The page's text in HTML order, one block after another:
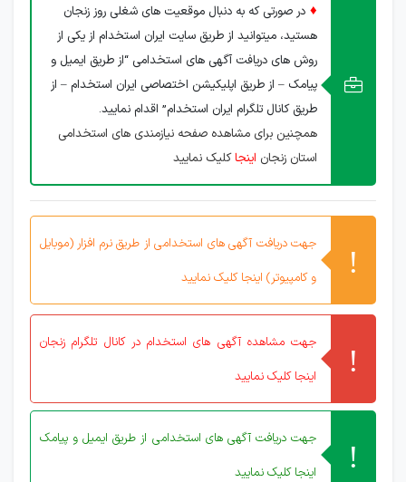
♦ در صورتی که به دنبال موقعیت های شغلی روز زنجان
هستید، میتوانید از طریق سایت ایران استخدام از یکی از
روش های دریافت آگهی های استخدامی “از طریق ایمیل و
پیامک – از طریق اپلیکیشن اختصاصی ایران استخدام – از
طریق کانال تلگرام ایران استخدام” اقدام نمایید.
همچنین برای مشاهده صفحه نیازمندی های استخدامی
استان زنجان اینجاکلیک نمایید
جهت دریافت آگهی های استخدامی از طریق نرم افزار (موبایل
و کامپیوتر) اینجا کلیک نمایید
جهت مشاهده آگهی های استخدام در کانال تلگرام زنجان
اینجا کلیک نمایید
جهت دریافت آگهی های استخدامی از طریق ایمیل و پیامک
اینجا کلیک نمایید